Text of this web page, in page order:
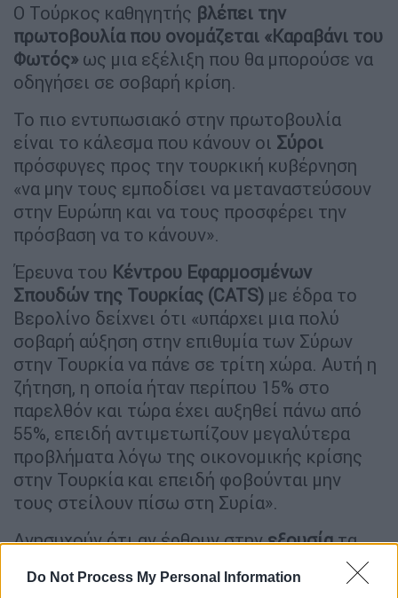
Do Not Process My Personal Information
Ο Τούρκος καθηγητής βλέπει την
πρωτοβουλία που ονομάζεται «Καραβάνι του
Φωτός» ως μια εξέλιξη που θα μπορούσε να
οδηγήσει σε σοβαρή κρίση.
Το πιο εντυπωσιακό στην πρωτοβουλία
είναι το κάλεσμα που κάνουν οι Σύροι
πρόσφυγες προς την τουρκική κυβέρνηση
«να μην τους εμποδίσει να μεταναστεύσουν
στην Ευρώπη και να τους προσφέρει την
πρόσβαση να το κάνουν».
Έρευνα του Κέντρου Εφαρμοσμένων
Σπουδών της Τουρκίας (CATS) με έδρα το
Βερολίνο δείχνει ότι «υπάρχει μια πολύ
σοβαρή αύξηση στην επιθυμία των Σύρων
στην Τουρκία να πάνε σε τρίτη χώρα. Αυτή η
ζήτηση, η οποία ήταν περίπου 15% στο
παρελθόν και τώρα έχει αυξηθεί πάνω από
55%, επειδή αντιμετωπίζουν μεγαλύτερα
προβλήματα λόγω της οικονομικής κρίσης
στην Τουρκία και επειδή φοβούνται μην
τους στείλουν πίσω στη Συρία».
Ανησυχούν ότι αν έρθουν στηνεξουσίατα
κόμματα της αντιπολίτευσης θα καταλήξουν
σε συμφωνία με τον Άσαντ και θα τους